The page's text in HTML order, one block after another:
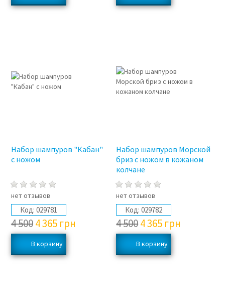
Набор шампуров "Кабан"
с ножом
нет отзывов
Код: 029781
4 5004 365 грн
Набор шампуров Морской
бриз с ножом в кожаном
колчане
нет отзывов
Код: 029782
4 5004 365 грн